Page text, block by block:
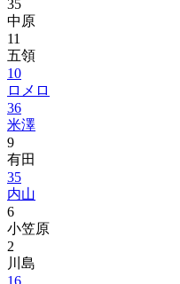
35
中原
11
五領
10
ロメロ
36
米澤
9
有田
35
内山
6
小笠原
2
川島